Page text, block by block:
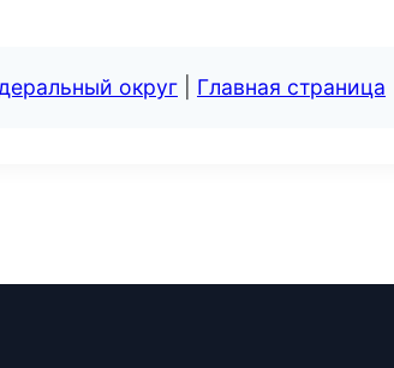
округ Главная страница